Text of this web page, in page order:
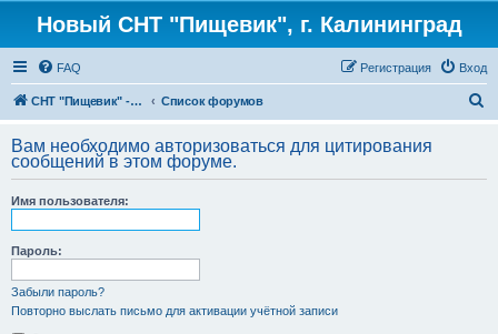
Новый СНТ "Пищевик", г. Калининград
FAQ Вход
Регистрация
СНТ "Пищевик" - возвращение на Главную страницу Список форумов
с
Вам необходимо авторизоваться для цитирования
сообщений в этом форуме.
Имя пользователя:
Пароль:
Забыли пароль?
Повторно выслать письмо для активации учётной записи